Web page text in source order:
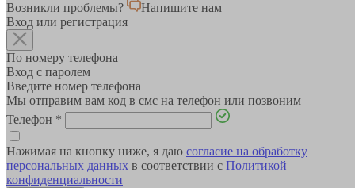
Возникли проблемы?
Напишите нам
Вход или регистрация
По номеру телефона
Вход с паролем
Введите номер телефона
Мы отправим вам код в смс на телефон или позвоним
Телефон *
Нажимая на кнопку ниже, я даю согласие на обработку
персональных данных в соответствии с Политикой
конфиденциальности